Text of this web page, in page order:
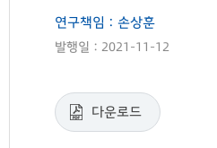
연구책임 : 손상훈
발행일 : 2021-11-12
다운로드